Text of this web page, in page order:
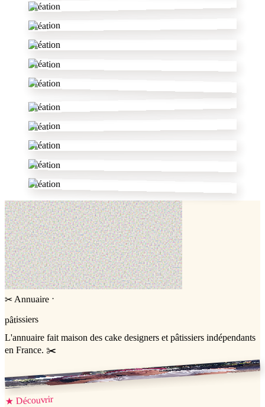
Création
Création
Création
Création
Création
Création
Création
Création
Création
Création
✂ Annuaire ·
pâtissiers
L'annuaire fait maison des cake designers et pâtissiers indépendants
en France. ✂️
Jessica & Jérémy ♡
★ Découvrir